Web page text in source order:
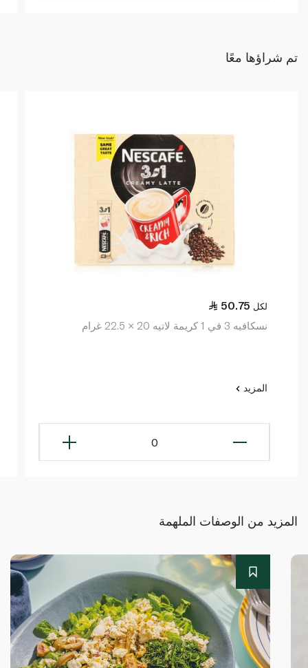
تم شراؤها معًا
50.75 لكل
نسكافيه 3 في 1 كريمة لاتيه 20 × 22.5 غرام
المزيد
0
المزيد من الوصفات الملهمة